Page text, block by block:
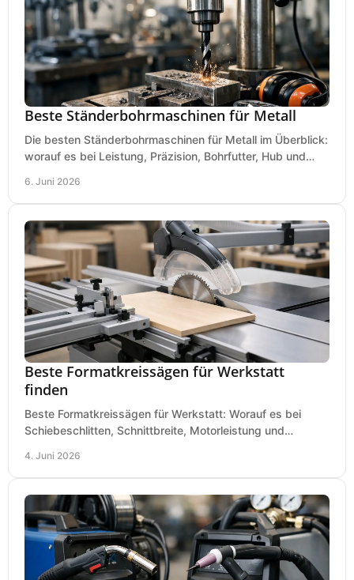
Beste Ständerbohrmaschinen für Metall
Die besten Ständerbohrmaschinen für Metall im Überblick:
worauf es bei Leistung, Präzision, Bohrfutter, Hub und
6. Juni 2026
Beste Formatkreissägen für Werkstatt
finden
Beste Formatkreissägen für Werkstatt: Worauf es bei
Schiebeschlitten, Schnittbreite, Motorleistung und
4. Juni 2026